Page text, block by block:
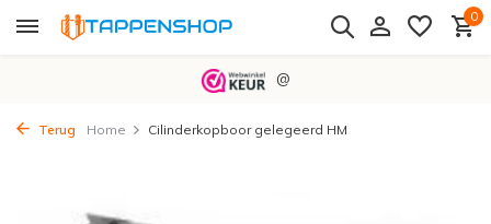
0
@
Terug Home Cilinderkopboor gelegeerd HM